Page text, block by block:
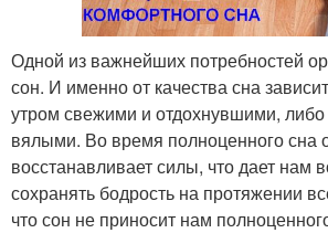
Одной из важнейших потребностей
сон. И именно от качества сна
утром свежими и отдохнувшими,
вялыми. Во время полноценного сна
восстанавливает силы, что дает нам
сохранять бодрость на протяжении
что сон не приносит нам